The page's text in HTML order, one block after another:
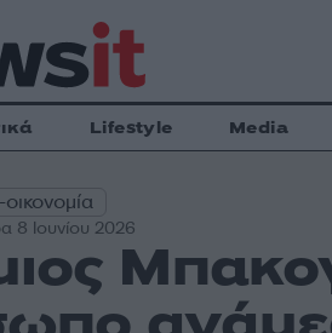
Lifestyle Media
8 Ιουνίου 2026